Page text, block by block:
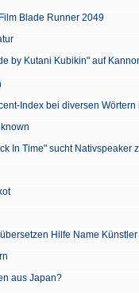
Blade Runner 2049
by Kutani Kubikin" auf
Index bei diversen
In Time" sucht Nativspeaker
Hilfe Name
aus Japan?